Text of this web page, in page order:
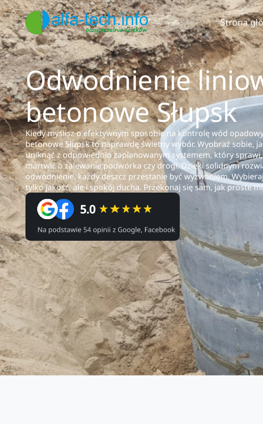
Strona
Odwodnienie
betonowe Słupsk
Kiedy myślisz o efektywnym sposobie na kontrolę wód
betonowe Słupsk to naprawdę świetny wybór. Wyobraź sobie,
uniknąć z odpowiednio zaplanowanym systemem, który sprawi,
martwić o zalewanie podwórka czy drogi. Dzięki solidnym
odwodnienie, każdy deszcz przestanie być wyzwaniem.
tylko jakość, ale i spokój ducha. Przekonaj się sam, jak proste